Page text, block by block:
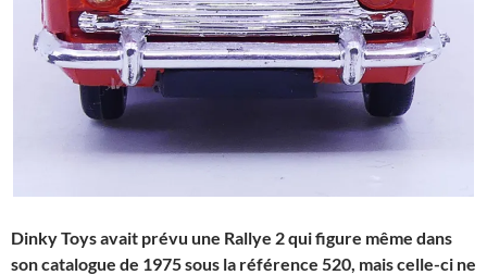
Dinky Toys avait prévu une Rallye 2 qui figure même dans
son catalogue de 1975 sous la référence 520, mais celle-ci ne